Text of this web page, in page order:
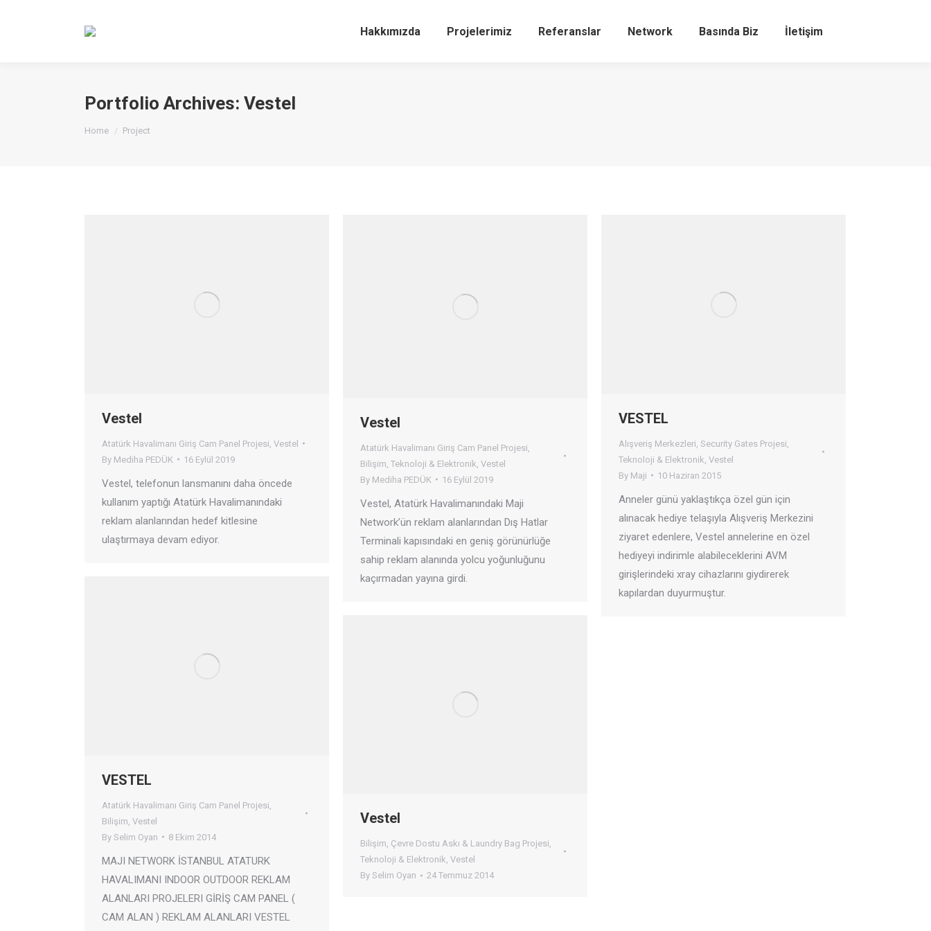
Hakkımızda Projelerimiz Referanslar Network Basında Biz İletişim
Portfolio Archives: Vestel
Home Project
Vestel
Atatürk Havalimanı Giriş Cam Panel Projesi Vestel
By Mediha PEDÜK 16 Eylül 2019
Vestel, telefonun lansmanını daha öncede
kullanım yaptığı Atatürk Havalimanındaki
reklam alanlarından hedef kitlesine
ulaştırmaya devam ediyor.
Vestel
Atatürk Havalimanı Giriş Cam Panel Projesi
Bilişim Teknoloji & Elektronik Vestel
By Mediha PEDÜK 16 Eylül 2019
Vestel, Atatürk Havalimanındaki Maji
Network’ün reklam alanlarından Dış Hatlar
Terminali kapısındaki en geniş görünürlüğe
sahip reklam alanında yolcu yoğunluğunu
kaçırmadan yayına girdi.
VESTEL
Alışveriş Merkezleri Security Gates Projesi
Teknoloji & Elektronik Vestel
By Maji 10 Haziran 2015
Anneler günü yaklaştıkça özel gün için
alınacak hediye telaşıyla Alışveriş Merkezini
ziyaret edenlere, Vestel annelerine en özel
hediyeyi indirimle alabileceklerini AVM
girişlerindeki xray cihazlarını giydirerek
kapılardan duyurmuştur.
VESTEL
Atatürk Havalimanı Giriş Cam Panel Projesi
Bilişim Vestel
By Selim Oyan 8 Ekim 2014
MAJI NETWORK İSTANBUL ATATURK
HAVALIMANI INDOOR OUTDOOR REKLAM
ALANLARI PROJELERI GİRİŞ CAM PANEL (
CAM ALAN ) REKLAM ALANLARI VESTEL
Vestel
Bilişim, Çevre Dostu Askı & Laundry Bag Projesi,
Teknoloji & Elektronik, Vestel
By Selim Oyan 24 Temmuz 2014